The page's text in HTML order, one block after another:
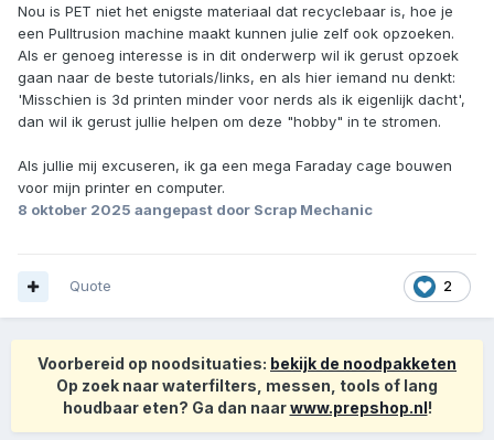
Nou is PET niet het enigste materiaal dat recyclebaar is, hoe je
een Pulltrusion machine maakt kunnen julie zelf ook opzoeken.
Als er genoeg interesse is in dit onderwerp wil ik gerust opzoek
gaan naar de beste tutorials/links, en als hier iemand nu denkt:
'Misschien is 3d printen minder voor nerds als ik eigenlijk dacht',
dan wil ik gerust jullie helpen om deze "hobby" in te stromen.
Als jullie mij excuseren, ik ga een mega Faraday cage bouwen
voor mijn printer en computer.
8 oktober 2025 aangepast door Scrap Mechanic
2
Quote
Voorbereid op noodsituaties: bekijk de noodpakketen
Op zoek naar waterfilters, messen, tools of lang
houdbaar eten? Ga dan naarwww.prepshop.nl!